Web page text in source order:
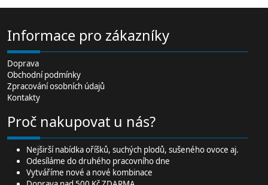
Informace pro zákazníky
Doprava
Obchodní podmínky
Zpracování osobních údajů
Kontakty
Proč nakupovat u nás?
Nejširšínabídka oříšků, suchých plodů, sušeného ovoce aj.
Odesíláme do druhého pracovního dne
Vytváříme nové a nové kombinace